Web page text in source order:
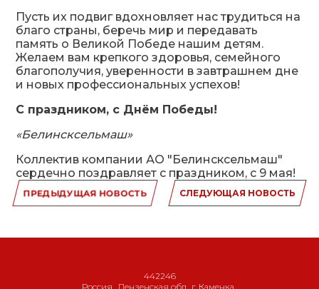
Пусть их подвиг вдохновляет нас трудиться на
благо страны, беречь мир и передавать
память о Великой Победе нашим детям.
Желаем вам крепкого здоровья, семейного
благополучия, уверенности в завтрашнем дне
и новых профессиональных успехов!
С праздником, с Днём Победы!
«Белинсксельмаш»
Коллектив компании АО "Белинсксельмаш"
сердечно поздравляет с праздником, с 9 мая!
ПРЕДЫДУЩАЯ НОВОСТЬ СЛЕДУЮЩАЯ НОВОСТЬ
442246
Россия
Пензенская обл., г. Каменка